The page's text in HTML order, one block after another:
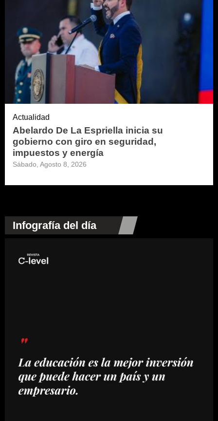
Actualidad
Abelardo De La Espriella inicia su
gobierno con giro en seguridad,
impuestos y energía
Sábado, Agosto 8, 2026
Infografía del día